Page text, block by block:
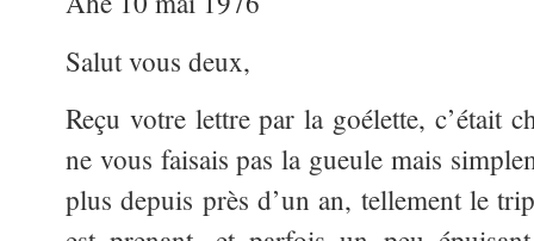
Salut vous deux,
Reçu votre lettre par la goélette, c’était
ne vous faisais pas la gueule mais
plus depuis près d’un an, tellement le